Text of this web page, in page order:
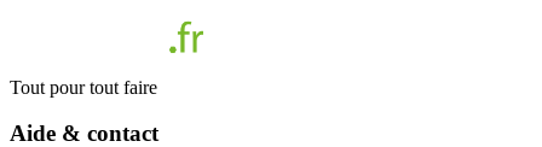
Tout pour tout faire
Aide & contact